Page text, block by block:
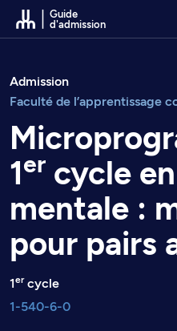
Passer au contenu
Guide
d'admission
Admission
Faculté de l’apprentissage
1er cycle
mentale :
pour pairs
1ercycle
1-540-6-0